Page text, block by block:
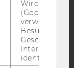
MEDIA
Wird von
(Google Tag
verwendet,
Besucher
Geschlecht
Interessen zu
identifizieren.